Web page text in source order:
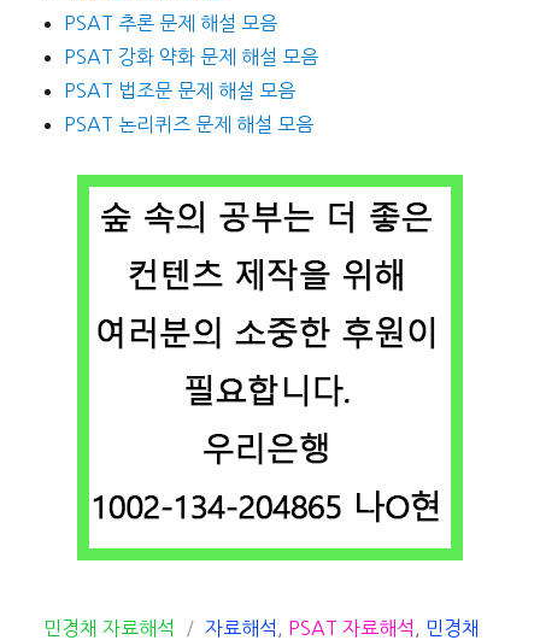
PSAT 추론 문제 해설 모음
PSAT 강화 약화 문제 해설 모음
PSAT 법조문 문제 해설 모음
PSAT 논리퀴즈 문제 해설 모음
카
민경채 자료해석
태
자료해석 PSAT 자료해석
민경채